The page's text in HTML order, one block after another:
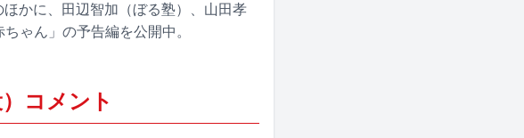
かに、田辺智加（ぼる塾）、山田孝
ゃん」の予告編を公開中。
コメント